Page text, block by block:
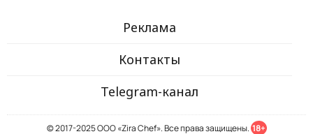
Реклама
Контакты
Telegram-канал
© 2017-2025 ООО «Zira Chef». Все права защищены. 18+